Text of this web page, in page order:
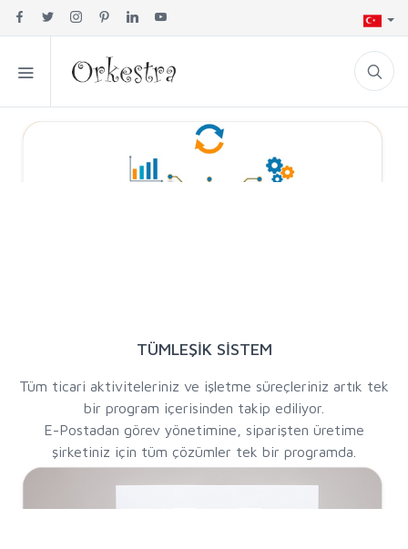
TÜMLEŞİK SİSTEM
Tüm ticari aktiviteleriniz ve işletme süreçleriniz artık tek
bir program içerisinden takip ediliyor.
E-Postadan görev yönetimine, siparişten üretime
şirketiniz için tüm çözümler tek bir programda.